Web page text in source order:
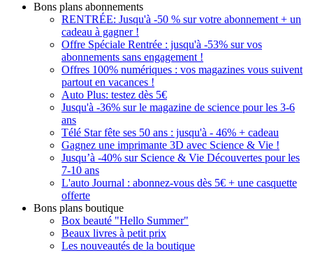
Bons plans abonnements
RENTRÉE: Jusqu'à -50 % sur votre abonnement + un
cadeau à gagner !
Offre Spéciale Rentrée : jusqu'à -53% sur vos
abonnements sans engagement !
Offres 100% numériques : vos magazines vous suivent
partout en vacances !
Auto Plus: testez dès 5€
Jusqu'à -36% sur le magazine de science pour les 3-6
ans
Télé Star fête ses 50 ans : jusqu'à - 46% + cadeau
Gagnez une imprimante 3D avec Science & Vie !
Jusqu’à -40% sur Science & Vie Découvertes pour les
7-10 ans
L'auto Journal : abonnez-vous dès 5€ + une casquette
offerte
Bons plans boutique
Box beauté "Hello Summer"
Beaux livres à petit prix
Les nouveautés de la boutique